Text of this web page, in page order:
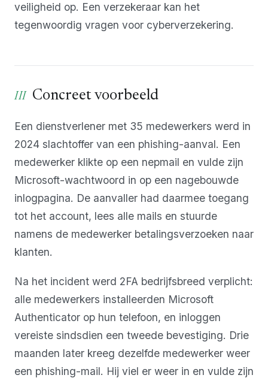
veiligheid op. Een verzekeraar kan het
tegenwoordig vragen voor cyberverzekering.
Concreet voorbeeld
Een dienstverlener met 35 medewerkers werd in
2024 slachtoffer van een phishing-aanval. Een
medewerker klikte op een nepmail en vulde zijn
Microsoft-wachtwoord in op een nagebouwde
inlogpagina. De aanvaller had daarmee toegang
tot het account, lees alle mails en stuurde
namens de medewerker betalingsverzoeken naar
klanten.
Na het incident werd 2FA bedrijfsbreed verplicht:
alle medewerkers installeerden Microsoft
Authenticator op hun telefoon, en inloggen
vereiste sindsdien een tweede bevestiging. Drie
maanden later kreeg dezelfde medewerker weer
een phishing-mail. Hij viel er weer in en vulde zijn